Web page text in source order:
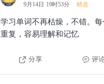
9月14日 19时53分 精选
学习单词不再枯燥，不错。
重复，容易理解和记忆
分享 评